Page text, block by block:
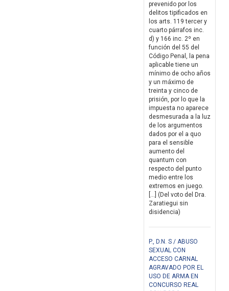
prevenido por los
delitos tipificados en
los arts. 119 tercer y
cuarto párrafos inc.
d) y 166 inc. 2º en
función del 55 del
Código Penal, la pena
aplicable tiene un
mínimo de ocho años
y un máximo de
treinta y cinco de
prisión, por lo que la
impuesta no aparece
desmesurada a la luz
de los argumentos
dados por el a quo
para el sensible
aumento del
quantum con
respecto del punto
medio entre los
extremos en juego.
[…] (Del voto del Dra.
Zaratiegui sin
disidencia)
P., D.N. S / ABUSO
SEXUAL CON
ACCESO CARNAL
AGRAVADO POR EL
USO DE ARMA EN
CONCURSO REAL